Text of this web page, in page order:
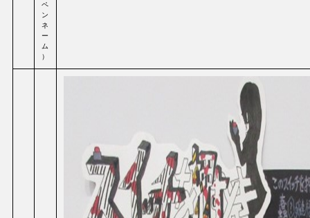
ペ
ン
ネ
ー
ム
）